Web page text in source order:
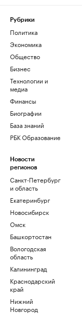
Рубрики
Политика
Экономика
Общество
Бизнес
Технологии и
медиа
Финансы
Биографии
База знаний
РБК Образование
Новости
регионов
Санкт-Петербург
и область
Екатеринбург
Новосибирск
Омск
Башкортостан
Вологодская
область
Калининград
Краснодарский
край
Нижний
Новгород